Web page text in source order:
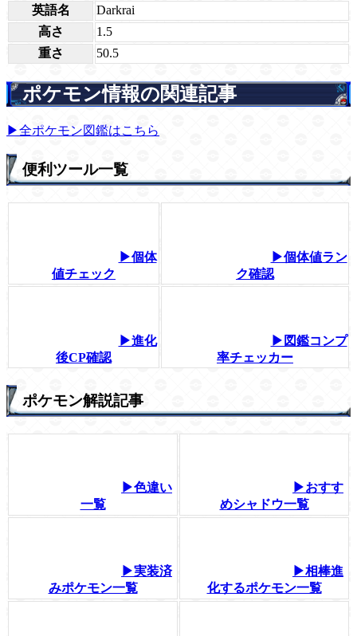
英語名
Darkrai
高さ
1.5
重さ
50.5
ポケモン情報の関連記事
▶全ポケモン図鑑はこちら
便利ツール一覧
▶個体
値チェック
▶個体値ラン
ク確認
▶進化
後CP確認
▶図鑑コンプ
率チェッカー
ポケモン解説記事
▶色違い
一覧
▶おすす
めシャドウ一覧
▶実装済
みポケモン一覧
▶相棒進
化するポケモン一覧